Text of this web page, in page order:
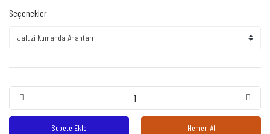
Seçenekler
Sepete Ekle Hemen Al